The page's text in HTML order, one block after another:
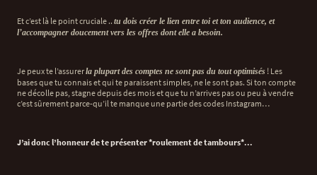
Et c’est là le point cruciale .. tu dois créer le lien entre toi et ton audience, et
l’accompagner doucement vers les offres dont elle a besoin.
Je peux te l’assurerla plupart des comptes ne sont pas du tout optimisés ! Les
bases que tu connais et qui te paraissent simples, ne le sont pas. Si ton compte
ne décolle pas, stagne depuis des mois et que tu n’arrives pas ou peu à vendre
c’est sûrement parce-qu’il te manque une partie des codes Instagram…
J’ai donc l’honneur de te présenter *roulement de tambours*...